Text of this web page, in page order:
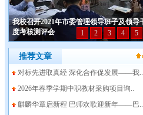
推荐文章
对标先进取真经 深化合作促发展——我..
2026年春季学期中职教材采购项目询..
麒麟华章启新程 巴师欢歌迎新年——巴..